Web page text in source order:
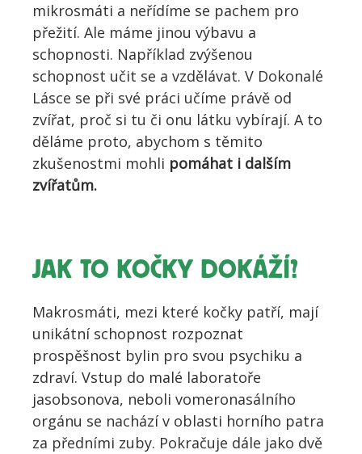
mikrosmáti a neřídíme se pachem pro
přežití. Ale máme jinou výbavu a
schopnosti. Například zvýšenou
schopnost učit se a vzdělávat. V Dokonalé
Lásce se při své práci učíme právě od
zvířat, proč si tu či onu látku vybírají. A to
děláme proto, abychom s těmito
zkušenostmi mohli pomáhat i dalším
zvířatům.
JAK TO KOČKY DOKÁŽÍ?
Makrosmáti, mezi které kočky patří, mají
unikátní schopnost rozpoznat
prospěšnost bylin pro svou psychiku a
zdraví. Vstup do malé laboratoře
jasobsonova, neboli vomeronasálního
orgánu se nachází v oblasti horního patra
za předními zuby. Pokračuje dále jako dvě